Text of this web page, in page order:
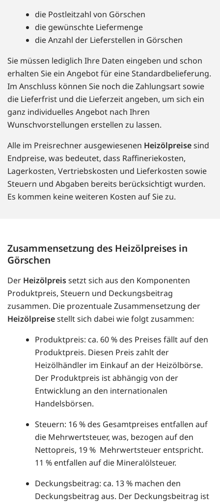
die Postleitzahl von Görschen
die gewünschte Liefermenge
die Anzahl der Lieferstellen in Görschen
Sie müssen lediglich Ihre Daten eingeben und schon
erhalten Sie ein Angebot für eine Standardbelieferung.
Im Anschluss können Sie noch die Zahlungsart sowie
die Lieferfrist und die Lieferzeit angeben, um sich ein
ganz individuelles Angebot nach Ihren
Wunschvorstellungen erstellen zu lassen.
Alle im Preisrechner ausgewiesenen Heizölpreisesind
Endpreise, was bedeutet, dass Raffineriekosten,
Lagerkosten, Vertriebskosten und Lieferkosten sowie
Steuern und Abgaben bereits berücksichtigt wurden.
Es kommen keine weiteren Kosten auf Sie zu.
Zusammensetzung des Heizölpreises in
Görschen
Der Heizölpreissetzt sich aus den Komponenten
Produktpreis, Steuern und Deckungsbeitrag
zusammen. Die prozentuale Zusammensetzung der
Heizölpreisestellt sich dabei wie folgt zusammen:
Produktpreis: ca. 60 % des Preises fällt auf den
Produktpreis. Diesen Preis zahlt der
Heizölhändler im Einkauf an der Heizölbörse.
Der Produktpreis ist abhängig von der
Entwicklung an den internationalen
Handelsbörsen.
Steuern: 16 % des Gesamtpreises entfallen auf
die Mehrwertsteuer, was, bezogen auf den
Nettopreis, 19 % Mehrwertsteuer entspricht.
11 % entfallen auf die Mineralölsteuer.
Deckungsbeitrag: ca. 13 % machen den
Deckungsbeitrag aus. Der Deckungsbeitrag ist